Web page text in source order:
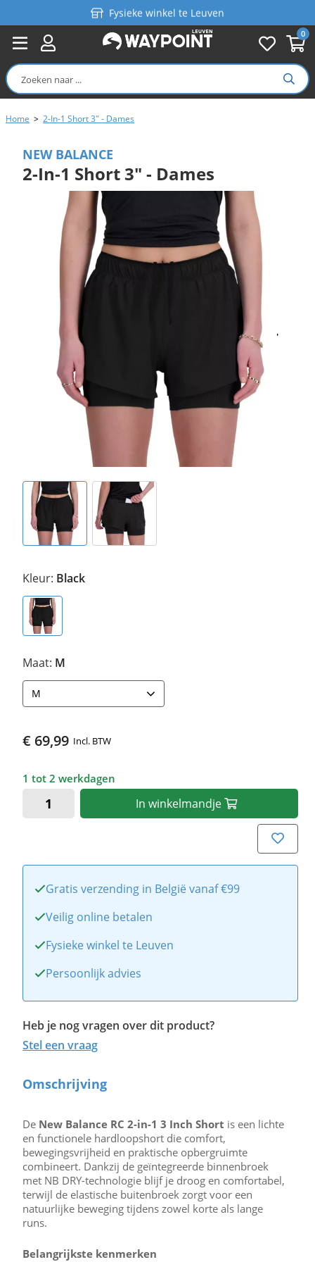
0
Fysieke winkel te Leuven
Persoonlijk advies
Gratis verzending in België vanaf €99
Home > 2-In-1 Short 3" - Dames
NEW BALANCE
2-In-1 Short 3" - Dames
Kleur: Black
Maat: M
M
€ 69,99 Incl. BTW
1 tot 2 werkdagen
In winkelmandje
Gratis verzending in België vanaf €99
Veilig online betalen
Fysieke winkel te Leuven
Persoonlijk advies
Heb je nog vragen over dit product?
Stel een vraag
Omschrijving
De New Balance RC 2-in-1 3 Inch Short is een lichte
en functionele hardloopshort die comfort,
bewegingsvrijheid en praktische opbergruimte
combineert. Dankzij de geïntegreerde binnenbroek
met NB DRY-technologie blijf je droog en comfortabel,
terwijl de elastische buitenbroek zorgt voor een
natuurlijke beweging tijdens zowel korte als lange
runs.
Belangrijkste kenmerken